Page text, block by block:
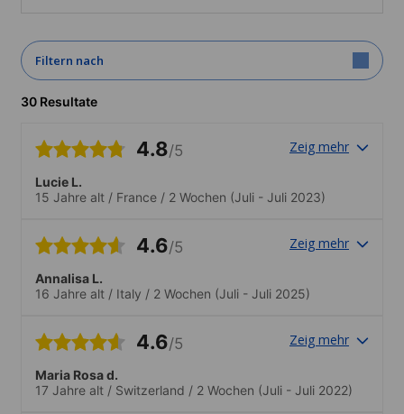
Filtern nach
30 Resultate
4.8/5 Zeig mehr
Lucie L.
15 Jahre alt / France / 2 Wochen (Juli - Juli 2023)
4.6/5 Zeig mehr
Annalisa L.
16 Jahre alt / Italy / 2 Wochen (Juli - Juli 2025)
4.6/5 Zeig mehr
Maria Rosa d.
17 Jahre alt / Switzerland / 2 Wochen (Juli - Juli 2022)